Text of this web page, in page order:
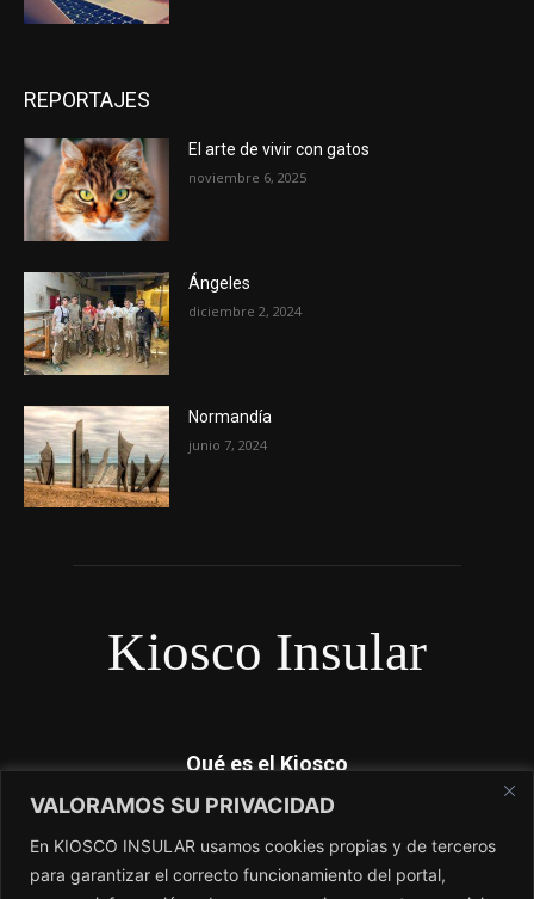
VALORAMOS SU PRIVACIDAD
En KIOSCO INSULAR usamos cookies propias y de terceros
para garantizar el correcto funcionamiento del portal,
REPORTAJES
El arte de vivir con gatos
noviembre 6, 2025
Ángeles
diciembre 2, 2024
Normandía
junio 7, 2024
Kiosco Insular
Qué es el Kiosco
Kiosco Insular es el magacín independiente de Canarias. No
dependemos de subvenciones y nosotros si contamos lo que
los periódicos no cuentan. El único periódico sin amo.